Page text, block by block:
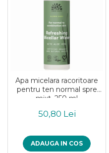
Sare si mixuri de sare
Dulceata si creme bio
Compoturi bio
Creme bio din nuci si alune
Gemuri si dulceata bio
Piure bio din fructe
Bomboane bio
Apa micelara racoritoare
pentru ten normal spre
mixt, 250 ml
50,80 Lei
ADAUGA IN COS